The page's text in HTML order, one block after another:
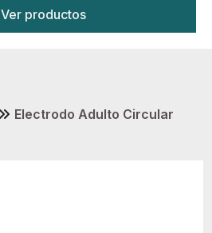
Ver productos
Electrodo Adulto Circular